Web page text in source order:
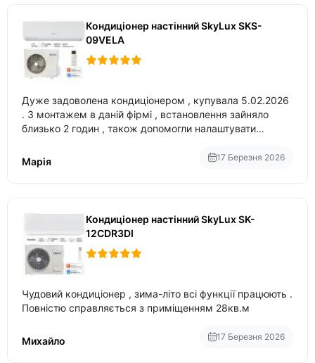
Кондиціонер настінний SkyLux SKS-
09VELA
Дуже задоволена кондиціонером , купувала 5.02.2026
. З монтажем в даній фірмі , встановлення зайняло
близько 2 годин , також допомогли налаштувати
Марія
17 Березня 2026
Кондиціонер настінний SkyLux SK-
12CDR3DI
Чудовий кондиціонер , зима-літо всі функції працюють .
Повністю справляється з приміщенням 28кв.м
Михайло 17 Березня 2026